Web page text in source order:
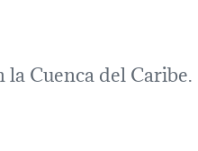
Cuenca del Caribe.